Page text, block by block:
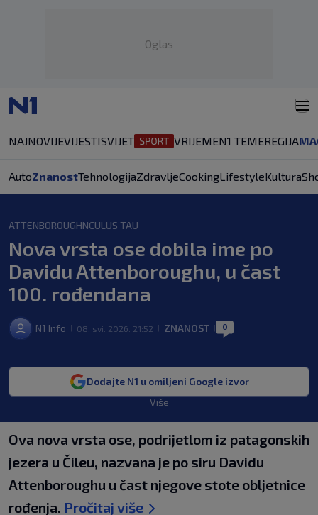
Oglas
NAJNOVIJEVIJESTISVIJET VRIJEMEN1 TEMEREGIJA
AutoZnanostTehnologijaZdravljeCookingLifestyleKultura
ATTENBOROUGHNCULUS TAU
Nova vrsta ose dobila ime po
Davidu Attenboroughu, u čast
100. rođendana
N1 Info 08. svi. 2026. 21:52 ZNANOST 0
Dodajte N1 u omiljeni Google izvor
Više
Ova nova vrsta ose, podrijetlom iz patagonskih
jezera u Čileu, nazvana je po siru Davidu
Attenboroughu u čast njegove stote obljetnice
rođenja. Pročitaj više